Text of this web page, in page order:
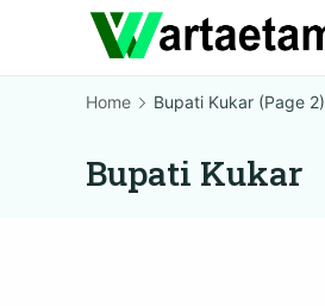
Home Bupati Kukar (Page 2)
Bupati Kukar